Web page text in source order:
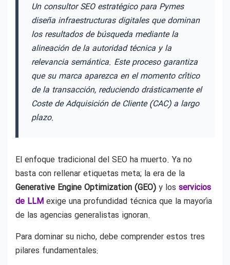
Un consultor SEO estratégico para Pymes
diseña infraestructuras digitales que dominan
los resultados de búsqueda mediante la
alineación de la autoridad técnica y la
relevancia semántica. Este proceso garantiza
que su marca aparezca en el momento crítico
de la transacción, reduciendo drásticamente el
Coste de Adquisición de Cliente (CAC) a largo
plazo.
El enfoque tradicional del SEO ha muerto. Ya no
basta con rellenar etiquetas meta; la era de la
Generative Engine Optimization (GEO) y los servicios
de LLM exige una profundidad técnica que la mayoría
de las agencias generalistas ignoran.
Para dominar su nicho, debe comprender estos tres
pilares fundamentales: